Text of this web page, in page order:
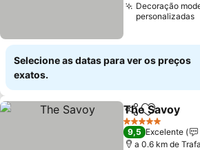
Decoração
personalizadas
Selecione as datas para ver os preços
exatos.
PartilharAdicionar
The Savoy
5 Estrelas
9,5 Excelente
a 0.6 km de